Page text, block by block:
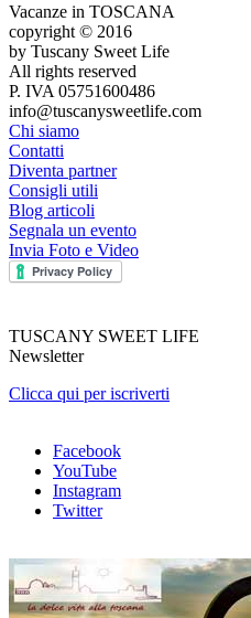
Vacanze in TOSCANA
copyright © 2016
by Tuscany Sweet Life
All rights reserved
P. IVA 05751600486
info@tuscanysweetlife.com
Chi siamo
Contatti
Diventa partner
Consigli utili
Blog articoli
Segnala un evento
Invia Foto e Video
TUSCANY SWEET LIFE
Newsletter
Clicca qui per iscriverti
Facebook
YouTube
Instagram
Twitter